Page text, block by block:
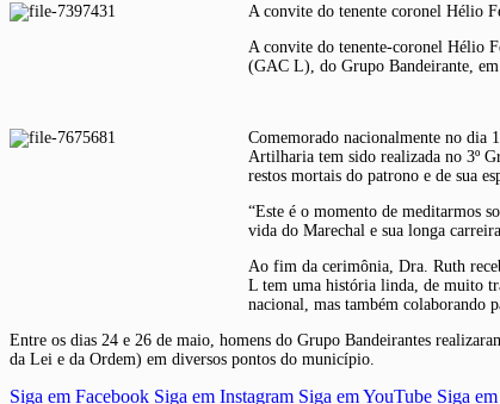
A convite do tenente coronel Hélio
A convite do tenente-coronel Hélio
(GAC L), do Grupo Bandeirante,
Comemorado nacionalmente no dia
Artilharia tem sido realizada no 3º
restos mortais do patrono e de sua
“Este é o momento de meditarmos
vida do Marechal e sua longa
Ao fim da cerimônia, Dra. Ruth
L tem uma história linda, de muito
nacional, mas também colaborando
Entre os dias 24 e 26 de maio, homens do Grupo Bandeirantes
da Lei e da Ordem) em diversos pontos do município.
Siga em Facebook Siga em Instagram Siga em YouTube Siga